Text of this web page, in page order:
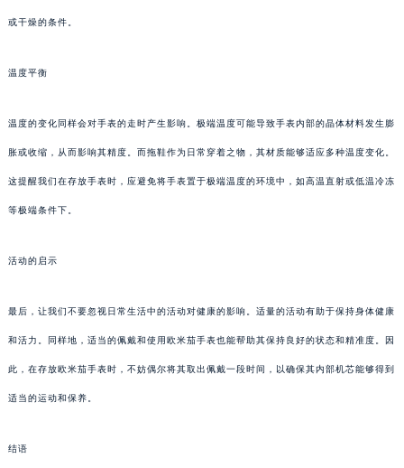
或干燥的条件。
温度平衡
温度的变化同样会对手表的走时产生影响。极端温度可能导致手表内部的晶体材料发生膨
胀或收缩，从而影响其精度。而拖鞋作为日常穿着之物，其材质能够适应多种温度变化。
这提醒我们在存放手表时，应避免将手表置于极端温度的环境中，如高温直射或低温冷冻
等极端条件下。
活动的启示
最后，让我们不要忽视日常生活中的活动对健康的影响。适量的活动有助于保持身体健康
和活力。同样地，适当的佩戴和使用欧米茄手表也能帮助其保持良好的状态和精准度。因
此，在存放欧米茄手表时，不妨偶尔将其取出佩戴一段时间，以确保其内部机芯能够得到
适当的运动和保养。
结语